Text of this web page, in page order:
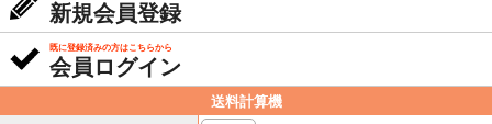
新規会員登録
既に登録済みの方はこちらから
会員ログイン
送料計算機